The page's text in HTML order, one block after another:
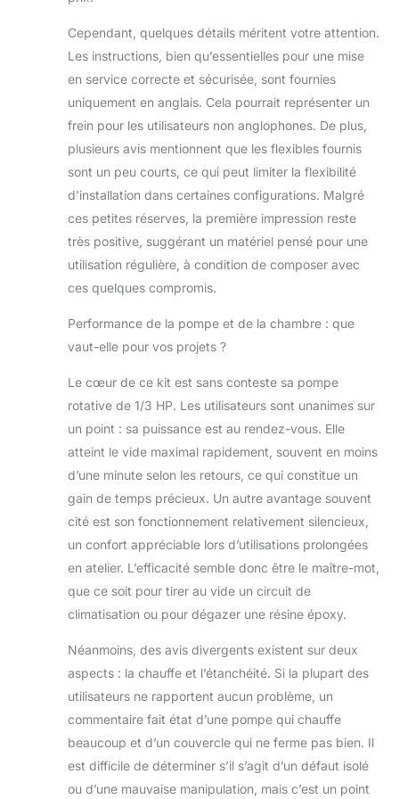
haute résistance,
cette chambre
résiste à la
dommages
chimiques. Le
vacuomètre est
rempli d'huile de
silicone pour
supporter des
pressions de 0 à
-30 po Hg, grâce
à la fonction
réduisent le bruit
pompe plus
que vous puissiez
vous concentrer
sur la remise en
état de vos
Surveillance et
refroidissement
faciles : avec une
fenêtre de
visualisation de
pompe à vide AC
peut facilement
niveaux d'huile
pour éviter une
carence en huile.
Notre outil de
pompe à vide
peut se refroidir et
éviter de brûler. La
protection
Cependant, quelques détails méritent votre attention.
Les instructions, bien qu’essentielles pour une mise
en service correcte et sécurisée, sont fournies
uniquement en anglais. Cela pourrait représenter un
frein pour les utilisateurs non anglophones. De plus,
plusieurs avis mentionnent que les flexibles fournis
sont un peu courts, ce qui peut limiter la flexibilité
d’installation dans certaines configurations. Malgré
ces petites réserves, la première impression reste
très positive, suggérant un matériel pensé pour une
utilisation régulière, à condition de composer avec
ces quelques compromis.
Performance de la pompe et de la chambre : que
vaut-elle pour vos projets ?
Le cœur de ce kit est sans conteste sa pompe
rotative de 1/3 HP. Les utilisateurs sont unanimes sur
un point : sa puissance est au rendez-vous. Elle
atteint le vide maximal rapidement, souvent en moins
d’une minute selon les retours, ce qui constitue un
gain de temps précieux. Un autre avantage souvent
cité est son fonctionnement relativement silencieux,
un confort appréciable lors d’utilisations prolongées
en atelier. L’efficacité semble donc être le maître-mot,
que ce soit pour tirer au vide un circuit de
climatisation ou pour dégazer une résine époxy.
Néanmoins, des avis divergents existent sur deux
aspects : la chauffe et l’étanchéité. Si la plupart des
utilisateurs ne rapportent aucun problème, un
commentaire fait état d’une pompe qui chauffe
beaucoup et d’un couvercle qui ne ferme pas bien. Il
est difficile de déterminer s’il s’agit d’un défaut isolé
ou d’une mauvaise manipulation, mais c’est un point